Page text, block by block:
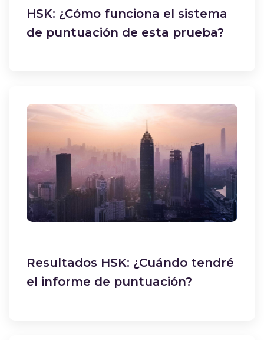
HSK: ¿Cómo funciona el sistema
de puntuación de esta prueba?
Resultados HSK: ¿Cuándo tendré
el informe de puntuación?